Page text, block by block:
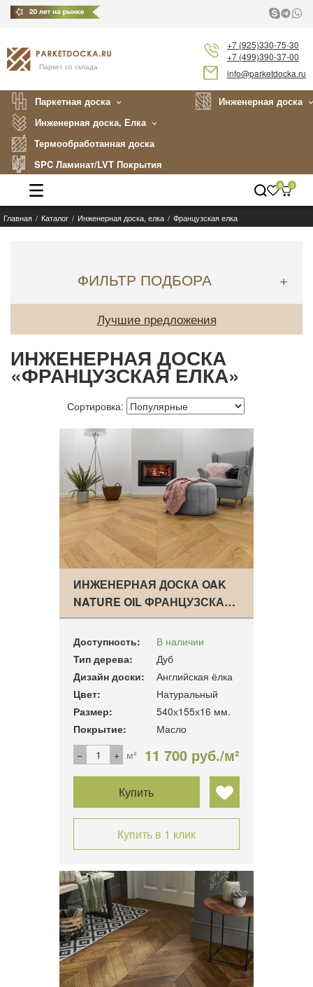
Паркет со склада
+7 (925)330-75-30
+7 (499)390-37-00
info@parketdocka.ru
Паркетная доска
Инженерная доска
Инженерная доска, Елка
Термообработанная доска
SPC Ламинат/LVT Покрытия
Каталог
Примеры работ
О нас
Покупателям
0 0
Главная Каталог Инженерная доска, елка Французская елка
ФИЛЬТР ПОДБОРА +
Лучшие предложения
ИНЖЕНЕРНАЯ ДОСКА
«ФРАНЦУЗСКАЯ ЕЛКА»
Сортировка:
ИНЖЕНЕРНАЯ ДОСКА OAK
NATURE OIL ФРАНЦУЗСКА…
Доступность:
В наличии
Тип дерева:
Дуб
Дизайн доски:
Английская ёлка
Цвет:
Натуральный
Размер:
540х155х16 мм.
Покрытие:
Масло
м²
11 700 руб./м²
Купить
Купить в 1 клик